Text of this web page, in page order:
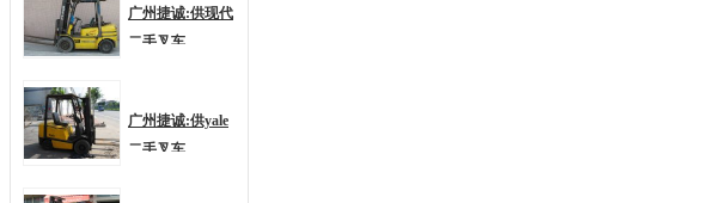
广州捷诚:供现代
二手叉车
广州捷诚:供yale
二手叉车